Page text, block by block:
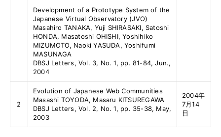
Development of a Prototype System of the
Japanese Virtual Observatory (JVO)
Masahiro TANAKA, Yuji SHIRASAKI, Satoshi
HONDA, Masatoshi OHISHI, Yoshihiko
MIZUMOTO, Naoki YASUDA, Yoshifumi
MASUNAGA
DBSJ Letters, Vol. 3, No. 1, pp. 81-84, Jun.,
2004
2
Evolution of Japanese Web Communities
Masashi TOYODA, Masaru KITSUREGAWA
DBSJ Letters, Vol. 2, No. 1, pp. 35-38, May,
2003
2004年
7月14
日